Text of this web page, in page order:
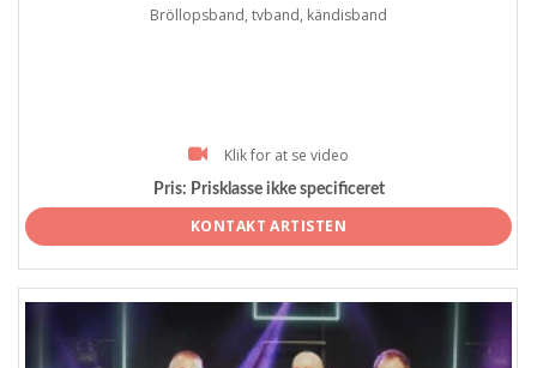
Bröllopsband, tvband, kändisband
Klik for at se video
Pris: Prisklasse ikke specificeret
KONTAKT ARTISTEN